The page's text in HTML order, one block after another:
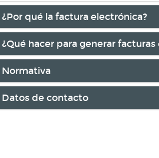
¿Por qué la factura electrónica?
¿Qué hacer para generar
Normativa
Datos de contacto